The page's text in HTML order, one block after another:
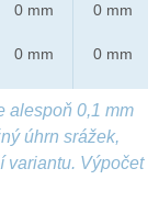
0 mm
0 mm
0 mm
0 mm
alespoň 0,1 mm
úhrn srážek,
variantu. Výpočet